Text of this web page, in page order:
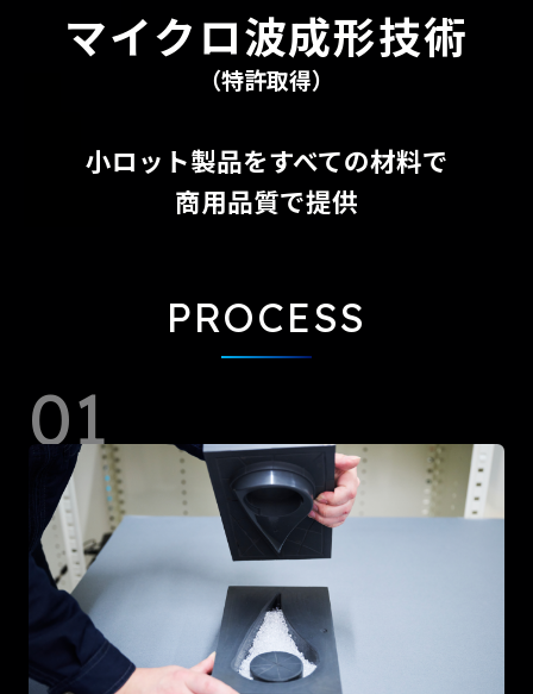
マイクロ波成形技術
（特許取得）
小ロット製品をすべての材料で
商用品質で提供
PROCESS